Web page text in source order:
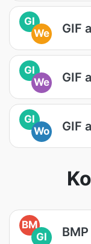
GI
We
GIF
GI
We
GIF
GI
Wo
GIF
BM
GI